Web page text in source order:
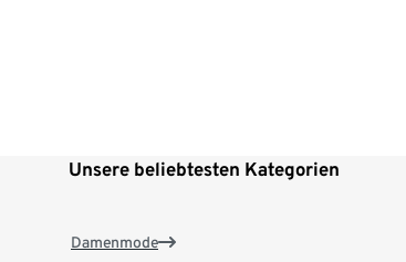
Unsere beliebtesten Kategorien
Damenmode